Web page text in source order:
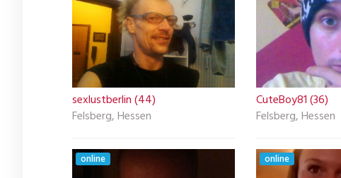
sexlustberlin (44)
Felsberg, Hessen
CuteBoy81 (36)
Felsberg, Hessen
online online